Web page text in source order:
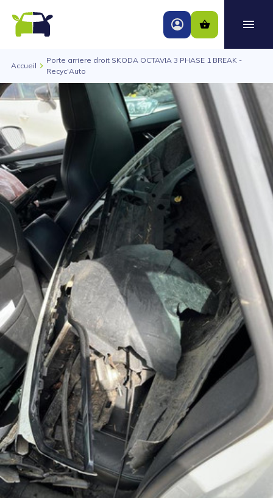
Accueil
Porte arriere droit SKODA OCTAVIA 3 PHASE 1 BREAK -
Recyc'Auto